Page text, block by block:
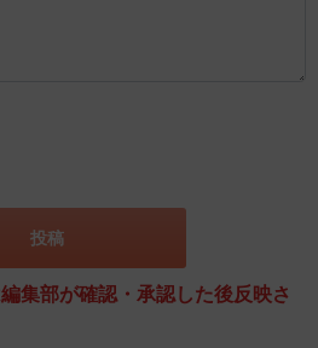
集部が確認・承認した後反映さ